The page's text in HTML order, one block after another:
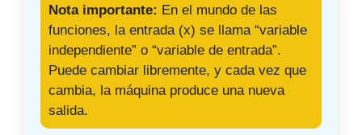
Nota importante: En el mundo de las
funciones, la entrada (x) se llama “variable
independiente” o “variable de entrada”.
Puede cambiar libremente, y cada vez que
cambia, la máquina produce una nueva
salida.